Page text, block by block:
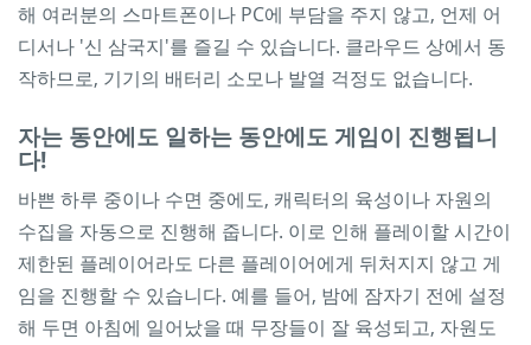
해 여러분의 스마트폰이나 PC에 부담을 주지 않고, 언제 어
디서나 '신 삼국지'를 즐길 수 있습니다. 클라우드 상에서 동
작하므로, 기기의 배터리 소모나 발열 걱정도 없습니다.
자는 동안에도 일하는 동안에도 게임이 진행됩니
다!
바쁜 하루 중이나 수면 중에도, 캐릭터의 육성이나 자원의
수집을 자동으로 진행해 줍니다. 이로 인해 플레이할 시간이
제한된 플레이어라도 다른 플레이어에게 뒤처지지 않고 게
임을 진행할 수 있습니다. 예를 들어, 밤에 잠자기 전에 설정
해 두면 아침에 일어났을 때 무장들이 잘 육성되고, 자원도